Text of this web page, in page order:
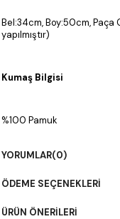
Bel:34cm, Boy:50cm, Paça
yapılmıştır)
Kumaş Bilgisi
%100 Pamuk
YORUMLAR(0)
ÖDEME SEÇENEKLERI
ÜRÜN ÖNERILERI